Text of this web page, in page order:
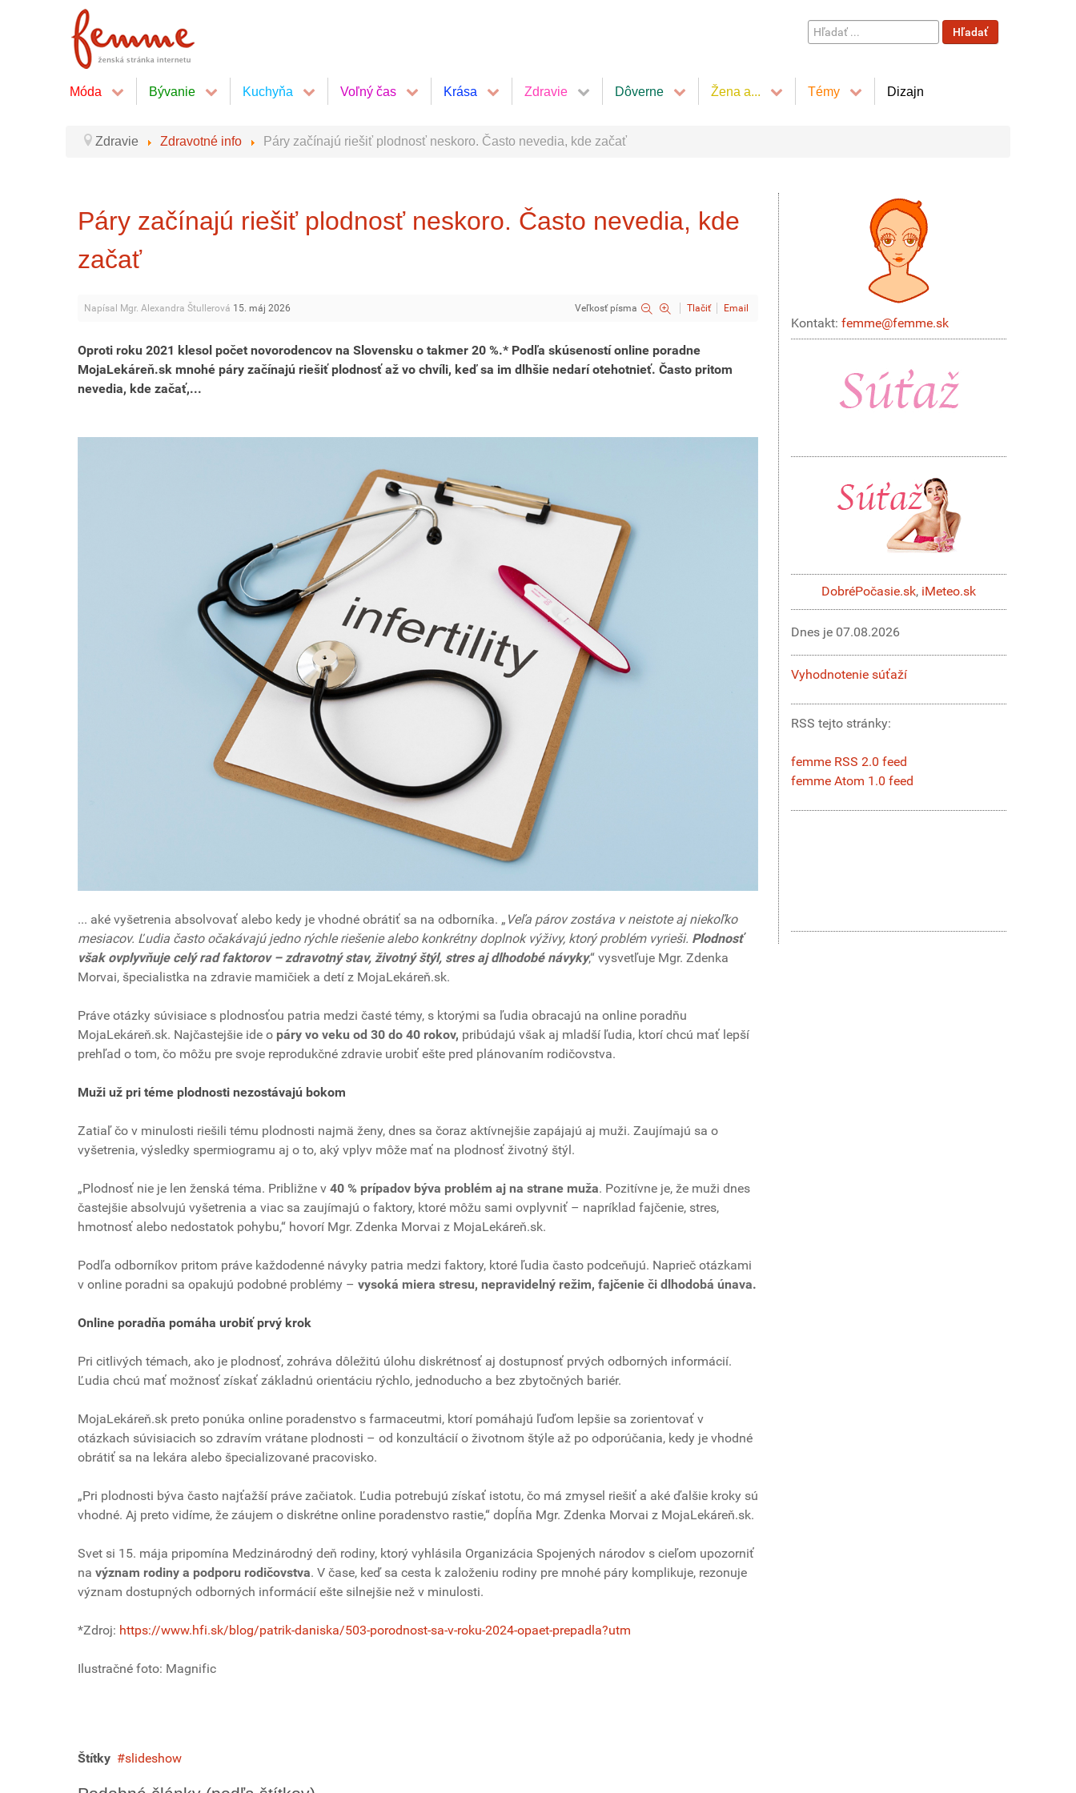
Hľadať
...
Hľadať
Móda Bývanie Kuchyňa Voľný čas Krása Zdravie Dôverne Žena a... Témy Dizajn
Zdravie Zdravotné info Páry začínajú riešiť plodnosť neskoro. Často nevedia, kde začať
Páry začínajú riešiť plodnosť neskoro. Často nevedia, kde
začať
Napísal Mgr. Alexandra Štullerová 15. máj 2026 Veľkosť písma Tlačiť Email
Oproti roku 2021 klesol počet novorodencov na Slovensku o takmer 20 %.* Podľa skúseností online poradne
MojaLekáreň.sk mnohé páry začínajú riešiť plodnosť až vo chvíli, keď sa im dlhšie nedarí otehotnieť. Často pritom
nevedia, kde začať,...
... aké vyšetrenia absolvovať alebo kedy je vhodné obrátiť sa na odborníka. „ Veľa párov zostáva v neistote aj niekoľko
mesiacov. Ľudia často očakávajú jedno rýchle riešenie alebo konkrétny doplnok výživy, ktorý problém vyrieši. Plodnosť
však ovplyvňuje celý rad faktorov – zdravotný stav, životný štýl, stres aj dlhodobé návyky,“ vysvetľuje Mgr. Zdenka
Morvai, špecialistka na zdravie mamičiek a detí z MojaLekáreň.sk.
Práve otázky súvisiace s plodnosťou patria medzi časté témy, s ktorými sa ľudia obracajú na online poradňu
MojaLekáreň.sk. Najčastejšie ide o páry vo veku od 30 do 40 rokov, pribúdajú však aj mladší ľudia, ktorí chcú mať lepší
prehľad o tom, čo môžu pre svoje reprodukčné zdravie urobiť ešte pred plánovaním rodičovstva.
Muži už pri téme plodnosti nezostávajú bokom
Zatiaľ čo v minulosti riešili tému plodnosti najmä ženy, dnes sa čoraz aktívnejšie zapájajú aj muži. Zaujímajú sa o
vyšetrenia, výsledky spermiogramu aj o to, aký vplyv môže mať na plodnosť životný štýl.
„Plodnosť nie je len ženská téma. Približne v 40 % prípadov býva problém aj na strane muža. Pozitívne je, že muži dnes
častejšie absolvujú vyšetrenia a viac sa zaujímajú o faktory, ktoré môžu sami ovplyvniť – napríklad fajčenie, stres,
hmotnosť alebo nedostatok pohybu,“ hovorí Mgr. Zdenka Morvai z MojaLekáreň.sk.
Podľa odborníkov pritom práve každodenné návyky patria medzi faktory, ktoré ľudia často podceňujú. Naprieč otázkami
v online poradni sa opakujú podobné problémy – vysoká miera stresu, nepravidelný režim, fajčenie či dlhodobá únava.
Online poradňa pomáha urobiť prvý krok
Pri citlivých témach, ako je plodnosť, zohráva dôležitú úlohu diskrétnosť aj dostupnosť prvých odborných informácií.
Ľudia chcú mať možnosť získať základnú orientáciu rýchlo, jednoducho a bez zbytočných bariér.
MojaLekáreň.sk preto ponúka online poradenstvo s farmaceutmi, ktorí pomáhajú ľuďom lepšie sa zorientovať v
otázkach súvisiacich so zdravím vrátane plodnosti – od konzultácií o životnom štýle až po odporúčania, kedy je vhodné
obrátiť sa na lekára alebo špecializované pracovisko.
„Pri plodnosti býva často najťažší práve začiatok. Ľudia potrebujú získať istotu, čo má zmysel riešiť a aké ďalšie kroky sú
vhodné. Aj preto vidíme, že záujem o diskrétne online poradenstvo rastie,“ dopĺňa Mgr. Zdenka Morvai z MojaLekáreň.sk.
Svet si 15. mája pripomína Medzinárodný deň rodiny, ktorý vyhlásila Organizácia Spojených národov s cieľom upozorniť
na význam rodiny a podporu rodičovstva. V čase, keď sa cesta k založeniu rodiny pre mnohé páry komplikuje, rezonuje
význam dostupných odborných informácií ešte silnejšie než v minulosti.
*Zdroj: https://www.hfi.sk/blog/patrik-daniska/503-porodnost-sa-v-roku-2024-opaet-prepadla?utm
Ilustračné foto: Magnific
Štítky slideshow
Kontakt: femme@femme.sk
DobréPočasie.sk, iMeteo.sk
Dnes je 07.08.2026
Vyhodnotenie súťaží
RSS tejto stránky:
femme RSS 2.0 feed
femme Atom 1.0 feed